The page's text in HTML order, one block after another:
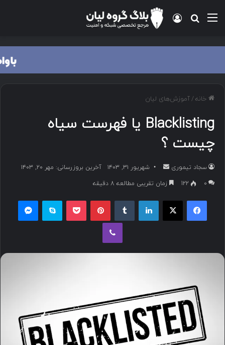
منو جستجو برای
ورود
خانه/آموزش‌های لیان
Blacklisting یا فهرست سیاه
چیست ؟
سجاد تیموری
ر
ا
ا
شهریور ۳۱, ۱۴۰۳
آخرین بروزرسانی: مهر ۲۰, ۱۴۰۳
۰
122 زمان تقریبی مطالعه 8 دقیقه
فیسبوک ایکس لینکداین پینتریست پاکت اسکایپ
وایبر